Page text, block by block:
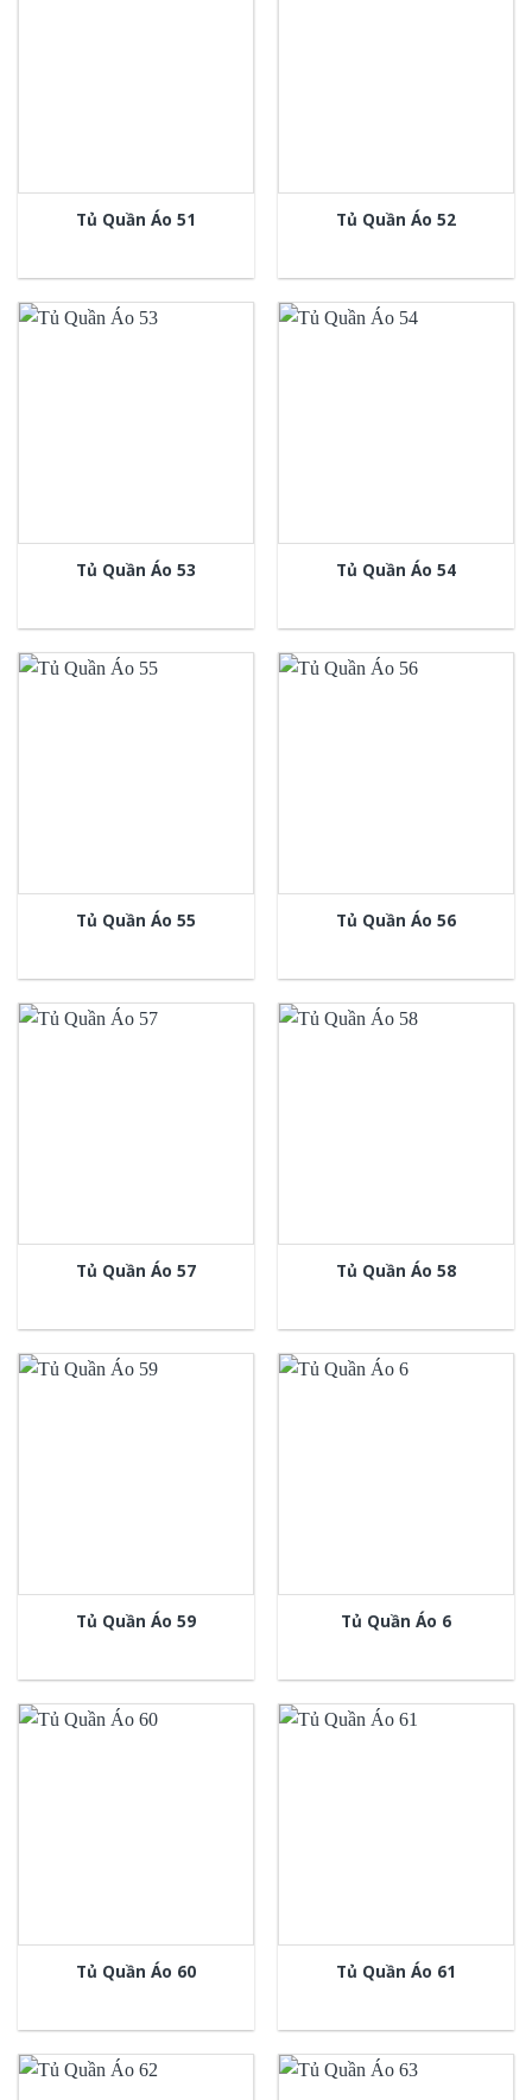
Tủ Quần Áo 51 Tủ Quần Áo 52
Tủ Quần Áo 53 Tủ Quần Áo 54
Tủ Quần Áo 55 Tủ Quần Áo 56
Tủ Quần Áo 57 Tủ Quần Áo 58
Tủ Quần Áo 59 Tủ Quần Áo 6
Tủ Quần Áo 60 Tủ Quần Áo 61